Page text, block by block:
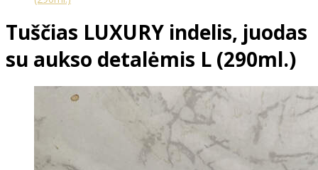
Tuščias LUXURY indelis, juodas
su aukso detalėmis L (290ml.)